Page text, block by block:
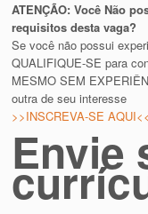
ATENÇÃO: Você Não
requisitos desta vaga?
Se você não possui
QUALIFIQUE-SE para
MESMO SEM
outra de seu interesse
>>INSCREVA-SE AQUI<<
Envie